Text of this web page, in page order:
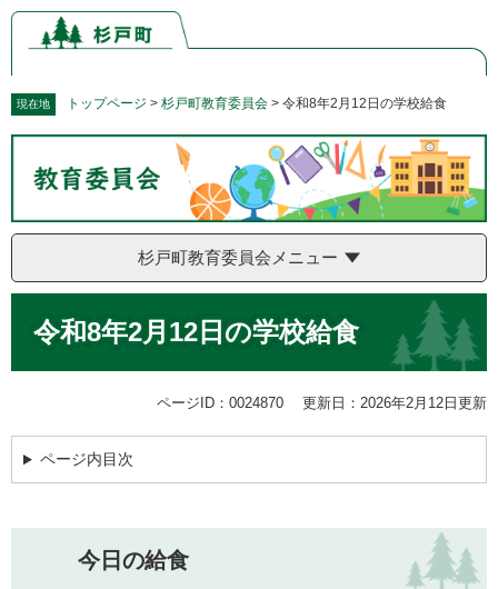
ペ
の
メ
ー
本
現在地 トップページ > 杉戸町教育委員会 > 令和8年2月12日の学校給食
杉戸町教育委員会メニュー
令和8年2月12日の学校給食
ページID：0024870 更新日：2026年2月12日更新
ページ内目次
今日の給食